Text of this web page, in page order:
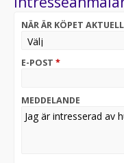
El-patron 230V
Färskvattentank
Kassettoalett
Taklucka Heki
Säkerhetsdrag
NÄR ÄR KÖPET
E-POST *
MEDDELANDE